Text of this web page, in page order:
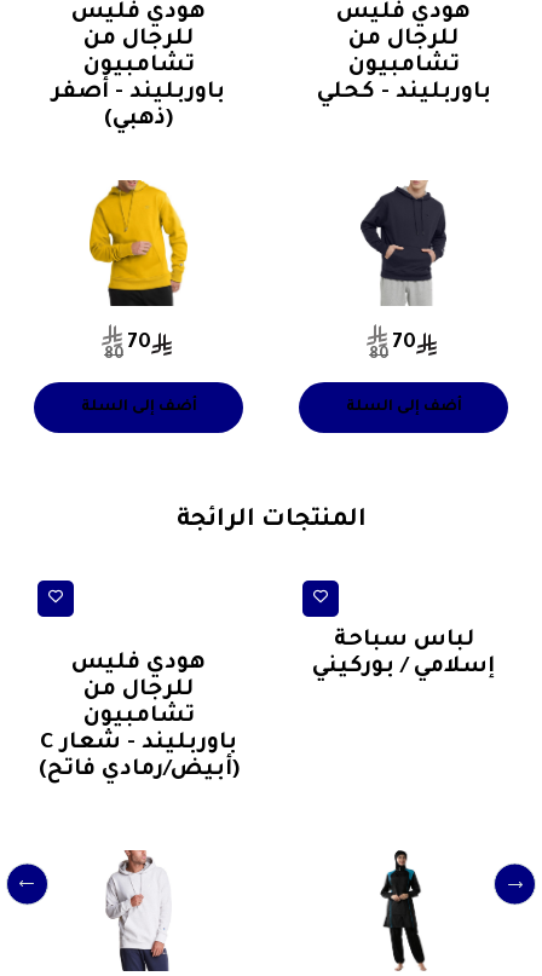
هودي فليس
للرجال من
تشامبيون
باوربليند - كحلي
70
80
أضف إلى السلة
هودي فليس
للرجال من
تشامبيون
باوربليند - أصفر
(ذهبي)
70
80
أضف إلى السلة
المنتجات الرائجة
لباس سباحة
إسلامي / بوركيني
هودي فليس
للرجال من
تشامبيون
باوربليند - شعار C
(أبيض/رمادي فاتح)